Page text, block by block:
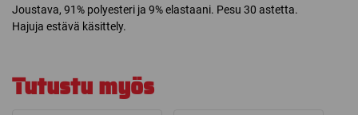
Joustava, 91% polyesteri ja 9% elastaani. Pesu 30 astetta.
Hajuja estävä käsittely.
Tutustu myös